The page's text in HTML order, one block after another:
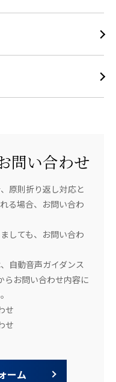
問い合わせ
原則折り返し対応と
る場合、お問い合わ
しても、お問い合わ
自動音声ガイダンス
らお問い合わせ内容に
せ
せ
ーム